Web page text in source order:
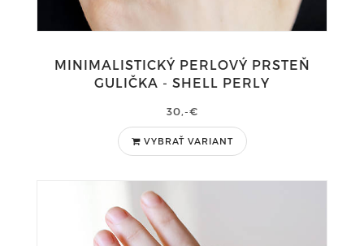
MINIMALISTICKÝ PERLOVÝ PRSTEŇ
GULIČKA - SHELL PERLY
30,-€
VYBRAŤ VARIANT